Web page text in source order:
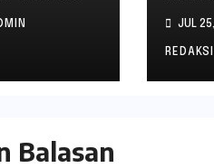
JUL
Balasan